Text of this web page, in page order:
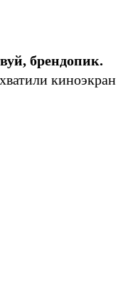
брендопик.
киноэкран